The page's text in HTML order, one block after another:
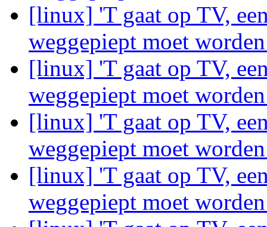
[linux] 'T gaat op TV,
weggepiept moet
[linux] 'T gaat op TV,
weggepiept moet
[linux] 'T gaat op TV,
weggepiept moet
[linux] 'T gaat op TV,
weggepiept moet